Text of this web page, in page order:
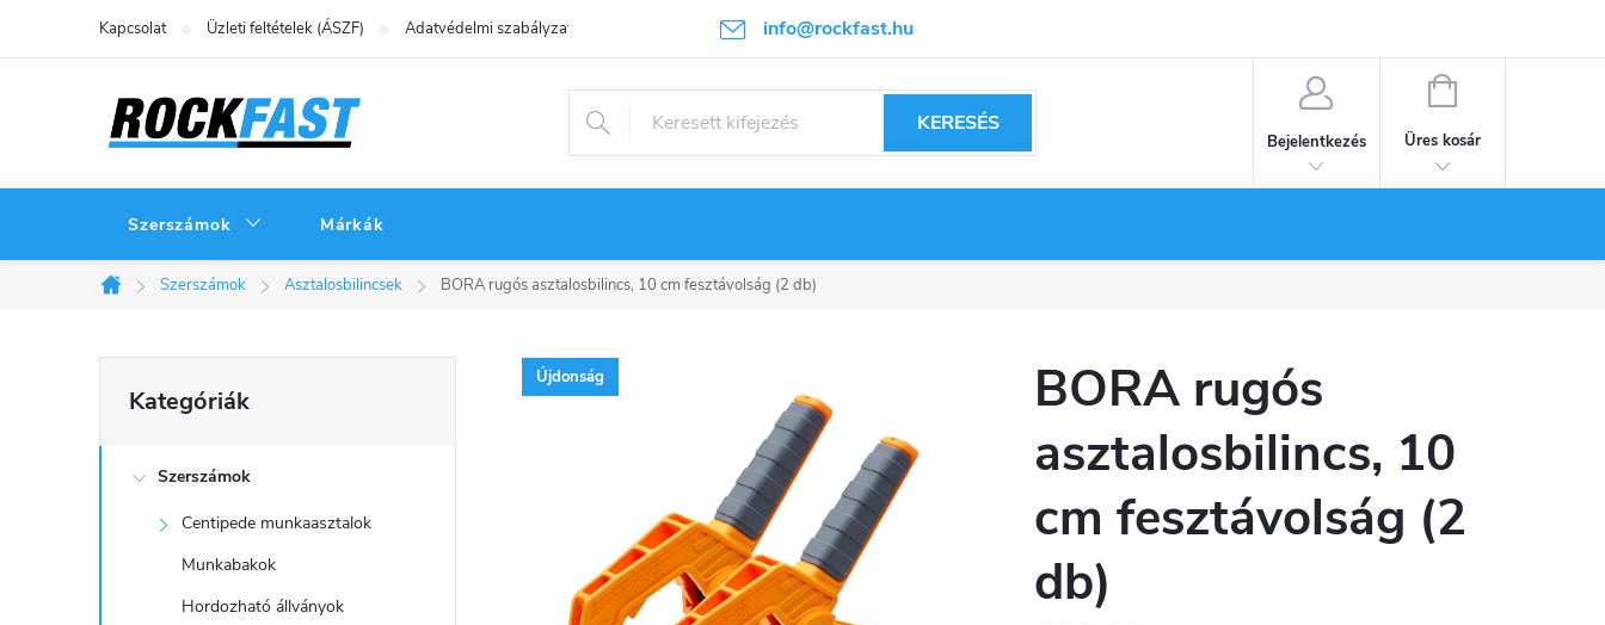
info@rockfast.hu
Kapcsolat Üzleti feltételek (ÁSZF) Adatvédelmi szabályzat
KERESÉS
Bejelentkezés
KOSÁR
Üres kosár
Szerszámok Márkák
Kezdőlap
Szerszámok Asztalosbilincsek BORA rugós asztalosbilincs, 10 cm fesztávolság (2 db)
O
l
átugrása
Kategóriák
Szerszámok
Centipede munkaasztalok
Munkabakok
Hordozható állványok
Újdonság
BORA rugós
asztalosbilincs, 10
cm fesztávolság (2
db)